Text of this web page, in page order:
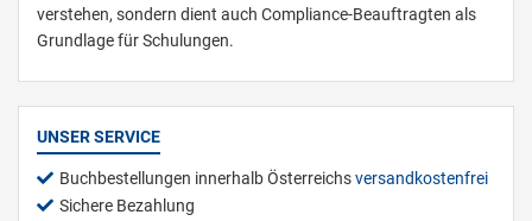
verstehen, sondern dient auch Compliance-Beauftragten als
Grundlage für Schulungen.
UNSER SERVICE
Buchbestellungen innerhalb Österreichsversandkostenfrei
Sichere Bezahlung